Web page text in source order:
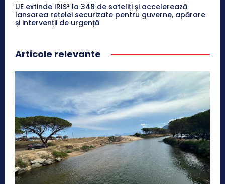
UE extinde IRIS² la 348 de sateliți și accelerează
lansarea rețelei securizate pentru guverne, apărare
și intervenții de urgență
Articole relevante